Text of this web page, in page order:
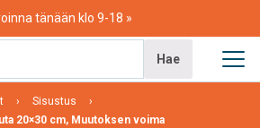
tänään klo 9-18
Hae
Sisustus
20×30 cm, Muutoksen voima